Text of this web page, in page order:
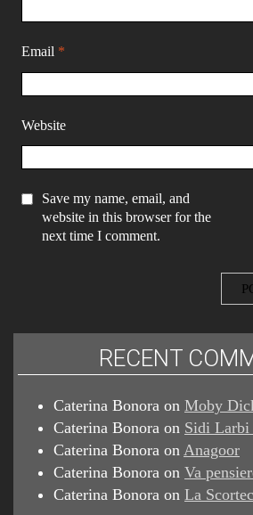
Email *
Website
Save my name, email, and
website in this browser for the
next time I comment.
RECENT
Caterina Bonora on Moby
Caterina Bonora on Sidi Larbi
Caterina Bonora on Anagoor
Caterina Bonora on Va
Caterina Bonora on La